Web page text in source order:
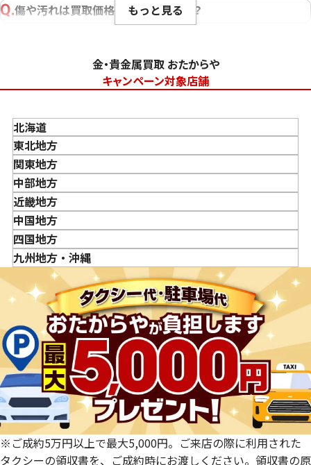
傷や汚れは買取価格に影響しますか？
大判・小判、外国金貨、古銭やコインなども買取してもら
「金・貴金属の査定」にはどれくらい時間がかかります
「金・貴金属の買取価格」はどうやって決まりますか？
金・貴金属はいつ売るのがポイント？日によって買取価格
が違うって本当ですか？
貴金属の売り時はいつですか？
もっと見る
金・貴金属買取 おたからや
キャンペーン対象店舗
北海道
東北地方
青森県
岩手県
宮城県
秋田県
山形県
福島県
関東地方
東京都
神奈川県
埼玉県
千葉県
茨城県
栃木県
群馬県
中部地方
新潟県
富山県
石川県
山梨県
長野県
岐阜県
静岡県
愛知県
近畿地方
三重県
滋賀県
京都府
兵庫県
奈良県
和歌山県
中国地方
鳥取県
島根県
広島県
山口県
四国地方
徳島県
愛媛県
九州地方・沖縄
佐賀県
長崎県
熊本県
大分県
宮崎県
鹿児島県
※ご成約5万円以上で最大5,000円。ご来店の際に利用された
タクシーの領収書を、ご成約時にお渡しください。領収書の原